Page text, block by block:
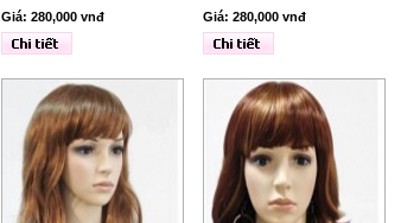
Giá: 280,000 vnđ Giá: 280,000 vnđ